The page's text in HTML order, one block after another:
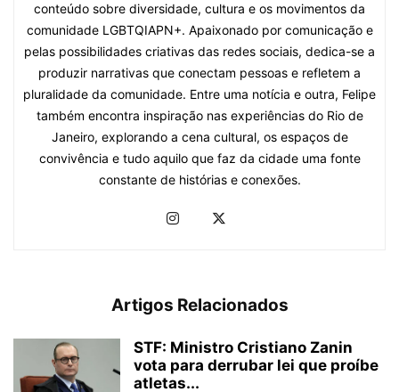
conteúdo sobre diversidade, cultura e os movimentos da
comunidade LGBTQIAPN+. Apaixonado por comunicação e
pelas possibilidades criativas das redes sociais, dedica-se a
produzir narrativas que conectam pessoas e refletem a
pluralidade da comunidade. Entre uma notícia e outra, Felipe
também encontra inspiração nas experiências do Rio de
Janeiro, explorando a cena cultural, os espaços de
convivência e tudo aquilo que faz da cidade uma fonte
constante de histórias e conexões.
Artigos Relacionados
STF: Ministro Cristiano Zanin
vota para derrubar lei que proíbe
atletas...